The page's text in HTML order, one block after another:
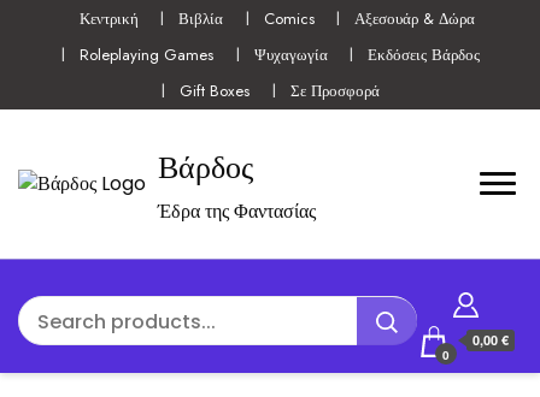
Κεντρική Βιβλία Comics
Αξεσουάρ & Δώρα
Roleplaying Games
Ψυχαγωγία
Εκδόσεις Βάρδος
Gift Boxes
Σε Προσφορά
Βάρδος
Έδρα της Φαντασίας
0
0,00 €